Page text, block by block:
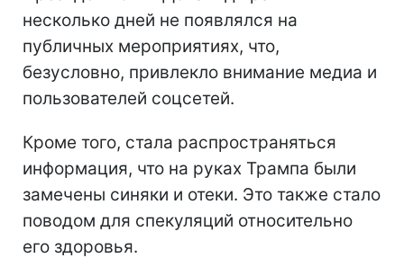
несколько дней не появлялся на
публичных мероприятиях, что,
безусловно, привлекло внимание медиа и
пользователей соцсетей.
Кроме того, стала распространяться
информация, что на руках Трампа были
замечены синяки и отеки. Это также стало
поводом для спекуляций относительно
его здоровья.